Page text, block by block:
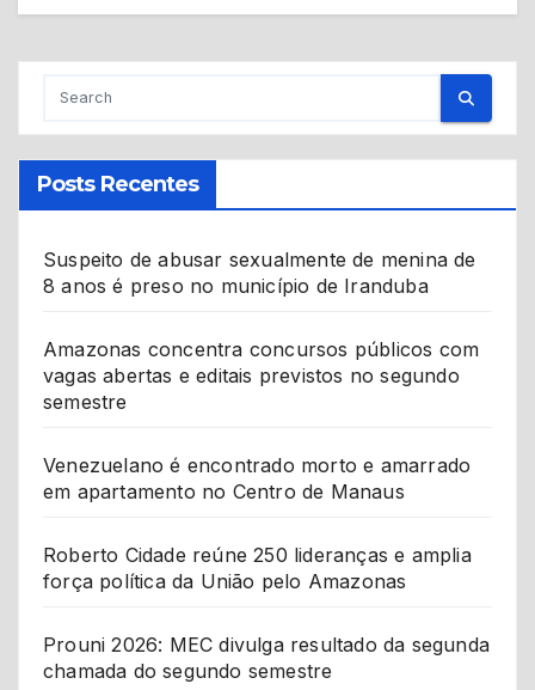
Posts Recentes
Suspeito de abusar sexualmente de menina de
8 anos é preso no município de Iranduba
Amazonas concentra concursos públicos com
vagas abertas e editais previstos no segundo
semestre
Venezuelano é encontrado morto e amarrado
em apartamento no Centro de Manaus
Roberto Cidade reúne 250 lideranças e amplia
força política da União pelo Amazonas
Prouni 2026: MEC divulga resultado da segunda
chamada do segundo semestre